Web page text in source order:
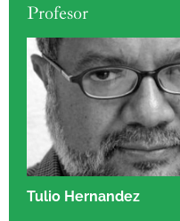
Profesor
Tulio Hernandez